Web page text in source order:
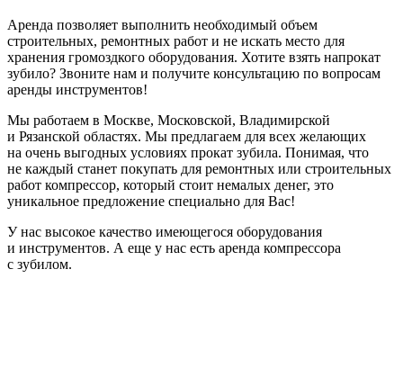
Аренда позволяет выполнить необходимый объем
строительных, ремонтных работ и не искать место для
хранения громоздкого оборудования. Хотите взять напрокат
зубило? Звоните нам и получите консультацию по вопросам
аренды инструментов!
Мы работаем в Москве, Московской, Владимирской
и Рязанской областях. Мы предлагаем для всех желающих
на очень выгодных условиях прокат зубила. Понимая, что
не каждый станет покупать для ремонтных или строительных
работ компрессор, который стоит немалых денег, это
уникальное предложение специально для Вас!
У нас высокое качество имеющегося оборудования
и инструментов. А еще у нас есть аренда компрессора
с зубилом.